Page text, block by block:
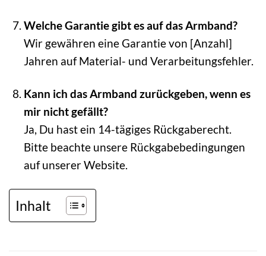
Welche Garantie gibt es auf das Armband?
Wir gewähren eine Garantie von [Anzahl]
Jahren auf Material- und Verarbeitungsfehler.
Kann ich das Armband zurückgeben, wenn es
mir nicht gefällt?
Ja, Du hast ein 14-tägiges Rückgaberecht.
Bitte beachte unsere Rückgabebedingungen
auf unserer Website.
Inhalt